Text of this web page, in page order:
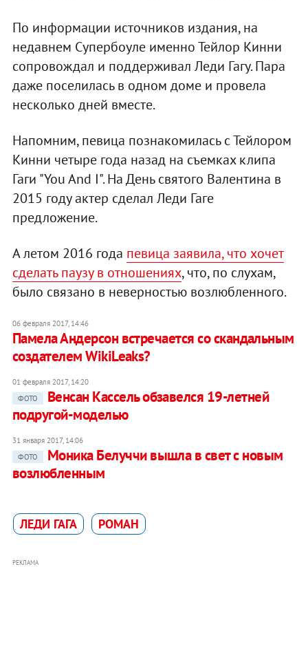
По информации источников издания, на
недавнем Супербоуле именно Тейлор Кинни
сопровождал и поддерживал Леди Гагу. Пара
даже поселилась в одном доме и провела
несколько дней вместе.
Напомним, певица познакомилась с Тейлором
Кинни четыре года назад на съемках клипа
Гаги "You And I". На День святого Валентина в
2015 году актер сделал Леди Гаге
предложение.
А летом 2016 года певица заявила, что хочет
сделать паузу в отношениях, что, по слухам,
было связано в неверностью возлюбленного.
06 февраля 2017, 14:46
Памела Андерсон встречается со скандальным
создателем WikiLeaks?
01 февраля 2017, 14:20
ФОТО
Венсан Кассель обзавелся 19-летней
подругой-моделью
31 января 2017, 14:06
ФОТО
Моника Белуччи вышла в свет с новым
возлюбленным
ЛЕДИ ГАГА РОМАН
РЕКЛАМА